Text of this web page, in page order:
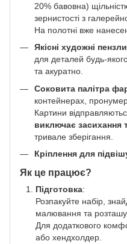
20% бавовна)
зернистості з
На полотні вже
Якісні художні
для деталей будь-
та акуратно.
Соковита палітра
контейнерах,
Картини
виключає засихання
тривале зберігання.
Кріплення для
Як це працює?
Підготовка:
Розпакуйте набір,
малювання та
Для додаткового
або хендхолдер.